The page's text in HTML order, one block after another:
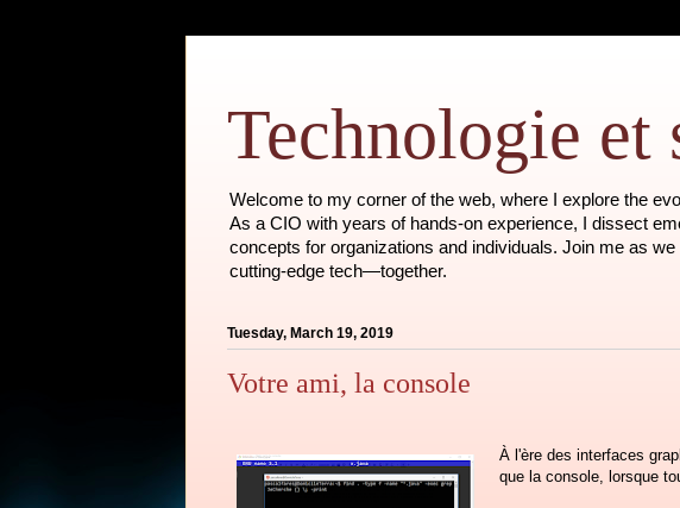
Technologie et
Welcome to my corner of the web, where I explore the
As a CIO with years of hands-on experience, I dissect
concepts for organizations and individuals. Join me as
cutting-edge tech—together.
Tuesday, March 19, 2019
Votre ami, la console
À l'ère des interfaces
que la console, lorsque